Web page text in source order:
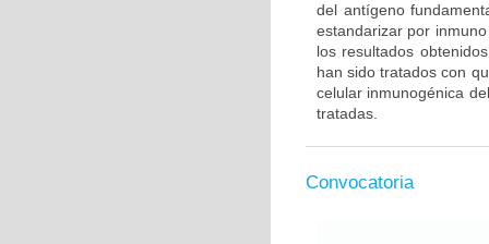
del antígeno
estandarizar por
los resultados
han sido tratados con
celular inmunogénica
tratadas.
Convocatoria